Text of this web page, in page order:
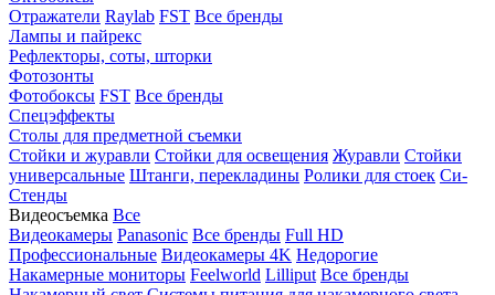
Отражатели Raylab FST Все бренды
Лампы и пайрекс
Рефлекторы, соты, шторки
Фотозонты
Фотобоксы FST Все бренды
Спецэффекты
Столы для предметной съемки
Стойки и журавли Стойки для освещения Журавли Стойки
универсальные Штанги, перекладины Ролики для стоек Си-
Стенды
Видеосъемка Все
Видеокамеры Panasonic Все бренды Full HD
Профессиональные Видеокамеры 4K Недорогие
Накамерные мониторы Feelworld Lilliput Все бренды